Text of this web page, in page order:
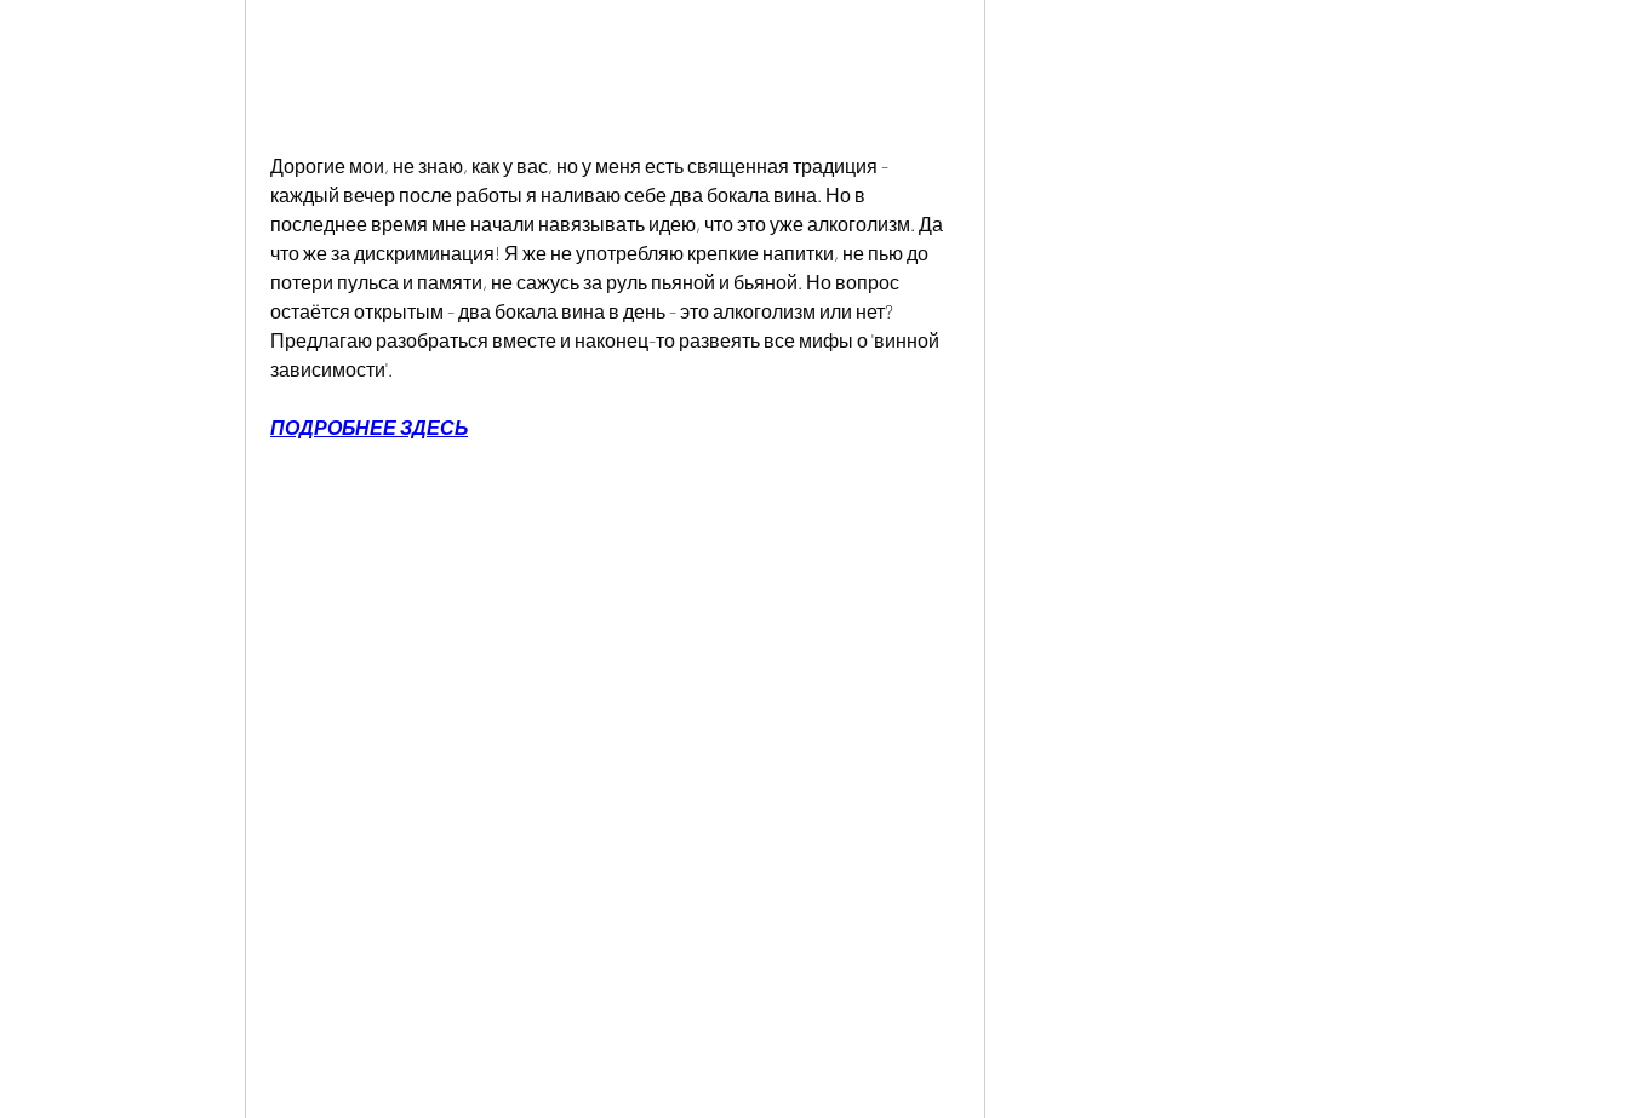
Дорогие мои, не знаю, как у вас, но у меня есть священная традиция -
каждый вечер после работы я наливаю себе два бокала вина. Но в
последнее время мне начали навязывать идею, что это уже алкоголизм. Да
что же за дискриминация! Я же не употребляю крепкие напитки, не пью до
потери пульса и памяти, не сажусь за руль пьяной и бьяной. Но вопрос
остаётся открытым - два бокала вина в день - это алкоголизм или нет?
Предлагаю разобраться вместе и наконец-то развеять все мифы о 'винной
зависимости'.
ПОДРОБНЕЕ ЗДЕСЬ